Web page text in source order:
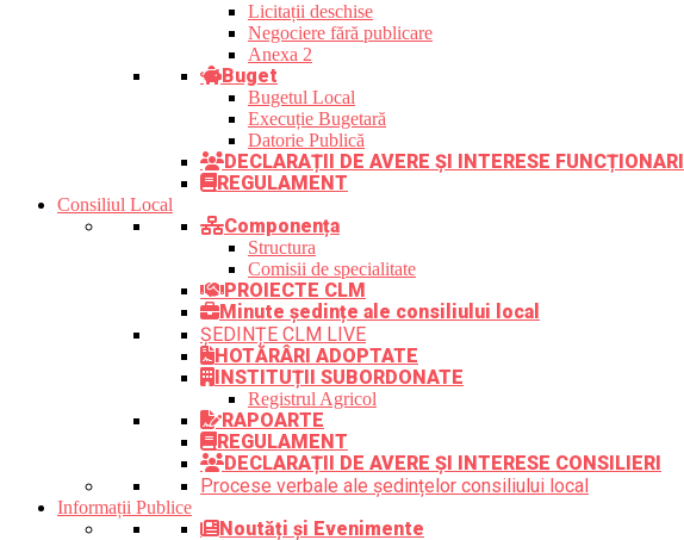
Licitații deschise
Negociere fără publicare
Anexa 2
Buget
Bugetul Local
Execuție Bugetară
Datorie Publică
DECLARAȚII DE AVERE ȘI INTERESE FUNCȚIONARI
REGULAMENT
Consiliul Local
Componența
Structura
Comisii de specialitate
PROIECTE CLM
Minute ședințe ale consiliului local
ȘEDINȚE CLM LIVE
HOTĂRÂRI ADOPTATE
INSTITUȚII SUBORDONATE
Registrul Agricol
RAPOARTE
REGULAMENT
DECLARAȚII DE AVERE ȘI INTERESE CONSILIERI
Procese verbale ale ședințelor consiliului local
Informații Publice
Noutăți și Evenimente